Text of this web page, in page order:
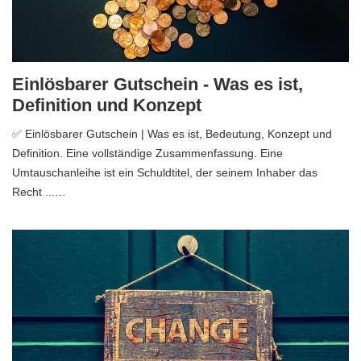
Einlösbarer Gutschein - Was es ist,
Definition und Konzept
✅ Einlösbarer Gutschein | Was es ist, Bedeutung, Konzept und
Definition. Eine vollständige Zusammenfassung. Eine
Umtauschanleihe ist ein Schuldtitel, der seinem Inhaber das
Recht ...…